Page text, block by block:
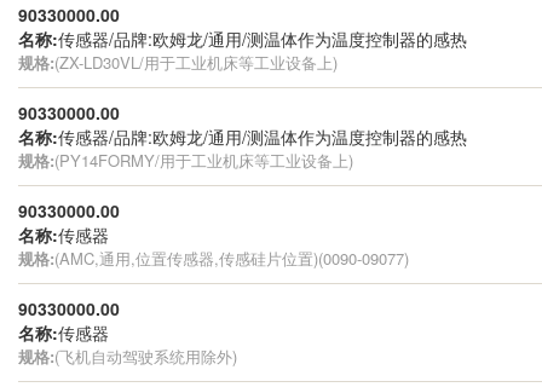
90330000.00
名称:传感器/品牌:欧姆龙/通用/测温体作为温度控制器的感热
规格:(ZX-LD30VL/用于工业机床等工业设备上)
90330000.00
名称:传感器/品牌:欧姆龙/通用/测温体作为温度控制器的感热
规格:(PY14FORMY/用于工业机床等工业设备上)
90330000.00
名称:传感器
规格:(AMC,通用,位置传感器,传感硅片位置)(0090-09077)
90330000.00
名称:传感器
规格:(飞机自动驾驶系统用除外)